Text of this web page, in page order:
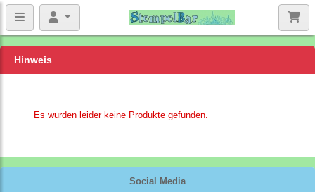
Social Media
Hinweis
Es wurden leider keine Produkte gefunden.